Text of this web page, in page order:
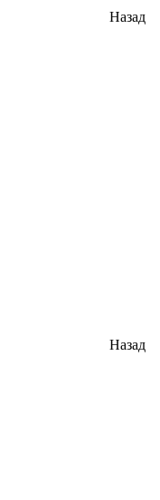
Назад
Назад